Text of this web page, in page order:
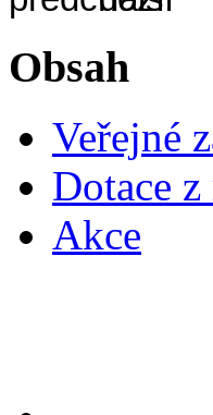
Obsah
Veřejné
Dotace
Akce